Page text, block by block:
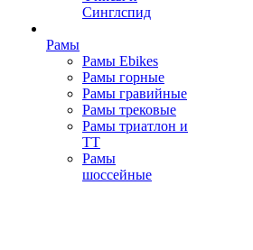
Синглспид
Рамы
Рамы Ebikes
Рамы горные
Рамы гравийные
Рамы трековые
Рамы триатлон и
ТТ
Рамы
шоссейные